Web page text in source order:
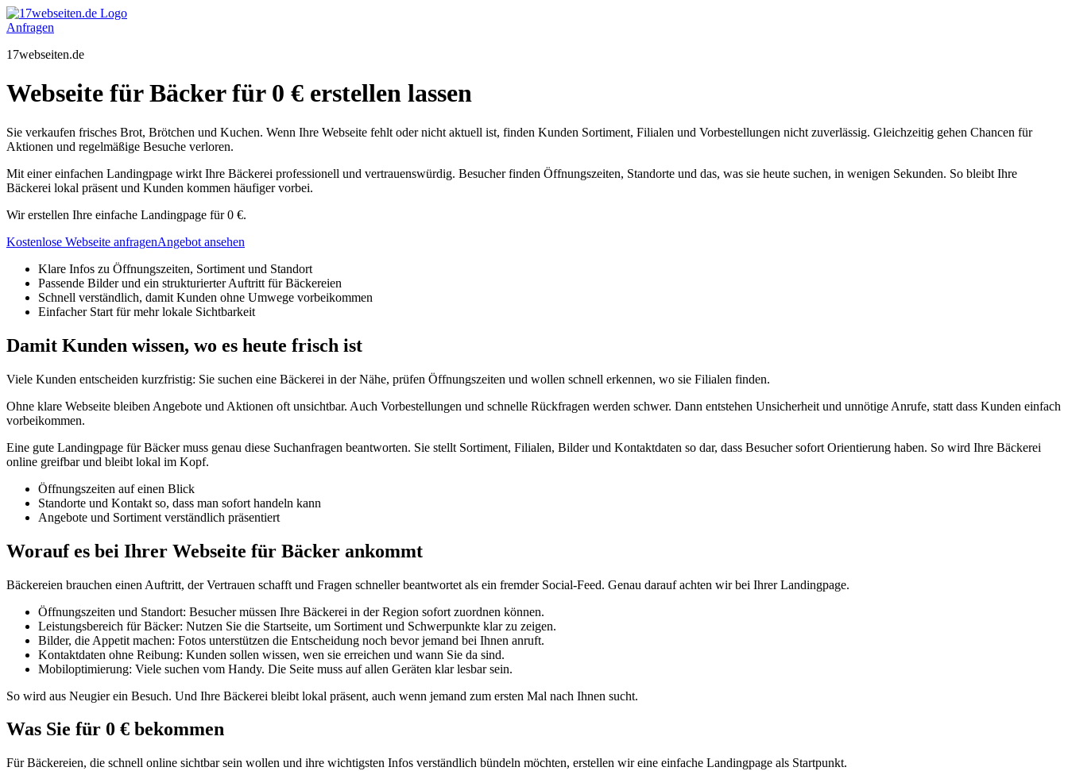
Zum
Inhalt
Anfragen
17webseiten.de
Webseite für Bäcker für 0 € erstellen lassen
Sie verkaufen frisches Brot, Brötchen und Kuchen. Wenn Ihre Webseite fehlt oder nicht aktuell ist, finden Kunden Sortiment, Filialen und Vorbestellungen nicht zuverlässig. Gleichzeitig gehen Chancen für
Aktionen und regelmäßige Besuche verloren.
Mit einer einfachen Landingpage wirkt Ihre Bäckerei professionell und vertrauenswürdig. Besucher finden Öffnungszeiten, Standorte und das, was sie heute suchen, in wenigen Sekunden. So bleibt Ihre
Bäckerei lokal präsent und Kunden kommen häufiger vorbei.
Wir erstellen Ihre einfache Landingpage für 0 €.
Kostenlose Webseite anfragenAngebot ansehen
Klare Infos zu Öffnungszeiten, Sortiment und Standort
Passende Bilder und ein strukturierter Auftritt für Bäckereien
Schnell verständlich, damit Kunden ohne Umwege vorbeikommen
Einfacher Start für mehr lokale Sichtbarkeit
Damit Kunden wissen, wo es heute frisch ist
Viele Kunden entscheiden kurzfristig: Sie suchen eine Bäckerei in der Nähe, prüfen Öffnungszeiten und wollen schnell erkennen, wo sie Filialen finden.
Ohne klare Webseite bleiben Angebote und Aktionen oft unsichtbar. Auch Vorbestellungen und schnelle Rückfragen werden schwer. Dann entstehen Unsicherheit und unnötige Anrufe, statt dass Kunden einfach
vorbeikommen.
Eine gute Landingpage für Bäcker muss genau diese Suchanfragen beantworten. Sie stellt Sortiment, Filialen, Bilder und Kontaktdaten so dar, dass Besucher sofort Orientierung haben. So wird Ihre Bäckerei
online greifbar und bleibt lokal im Kopf.
Öffnungszeiten auf einen Blick
Standorte und Kontakt so, dass man sofort handeln kann
Angebote und Sortiment verständlich präsentiert
Worauf es bei Ihrer Webseite für Bäcker ankommt
Bäckereien brauchen einen Auftritt, der Vertrauen schafft und Fragen schneller beantwortet als ein fremder Social-Feed. Genau darauf achten wir bei Ihrer Landingpage.
Öffnungszeiten und Standort: Besucher müssen Ihre Bäckerei in der Region sofort zuordnen können.
Leistungsbereich für Bäcker: Nutzen Sie die Startseite, um Sortiment und Schwerpunkte klar zu zeigen.
Bilder, die Appetit machen: Fotos unterstützen die Entscheidung noch bevor jemand bei Ihnen anruft.
Kontaktdaten ohne Reibung: Kunden sollen wissen, wen sie erreichen und wann Sie da sind.
Mobiloptimierung: Viele suchen vom Handy. Die Seite muss auf allen Geräten klar lesbar sein.
So wird aus Neugier ein Besuch. Und Ihre Bäckerei bleibt lokal präsent, auch wenn jemand zum ersten Mal nach Ihnen sucht.
Was Sie für 0 € bekommen
Für Bäckereien, die schnell online sichtbar sein wollen und ihre wichtigsten Infos verständlich bündeln möchten, erstellen wir eine einfache Landingpage als Startpunkt.